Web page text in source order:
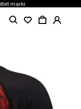
marki